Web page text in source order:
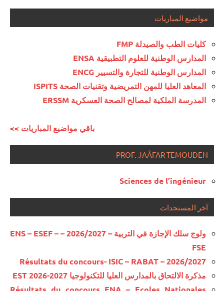
مواضيع المباريات
كليات الطب والصيدلة FMP
المدارس الوطنية للعلوم التطبيقية ENSA
المدارس الوطنية للتجارة والتسيير ENCG
المعاهد العليا للمهن التمريضية وتقنيات الصحة ISPITS
المدرسة الملكية لمصالح الصحة العسكرية ERSSM
<< باقي مواضيع المباريات
PROF. JAÂFAR TEMOUDEN
Sciences de l’ingénieur
آخر المستجدات
ولوج سلك الإجازة في التربية – 2026/2027 – ENS – ESEF –
FSE
Résultats du concours- ISIC – RABAT – 2026/2027
مذكرة الالتحاق بالمدارس العليا للتكنولوجيا EST 2026-2027